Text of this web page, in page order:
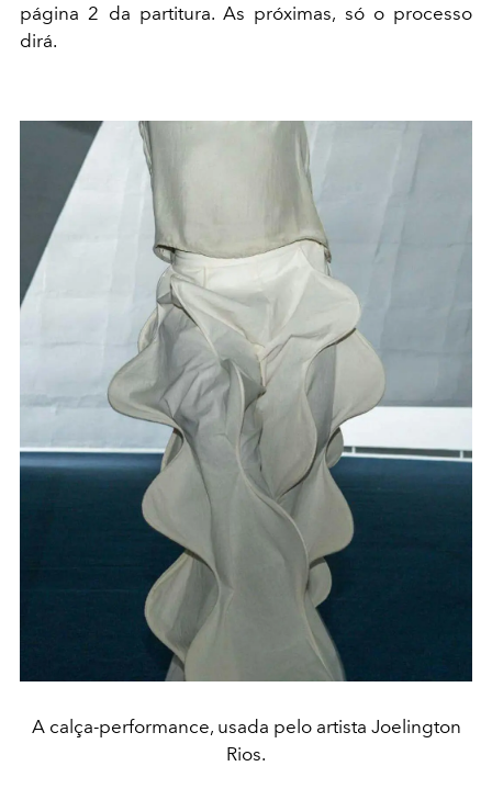
página 2 da partitura. As próximas, só o processo
dirá.
A calça-performance, usada pelo artista Joelington
Rios.